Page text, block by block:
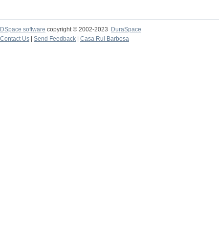
DSpace software copyright © 2002-2023
DuraSpace
Contact Us
Send Feedback Casa Rui Barbosa